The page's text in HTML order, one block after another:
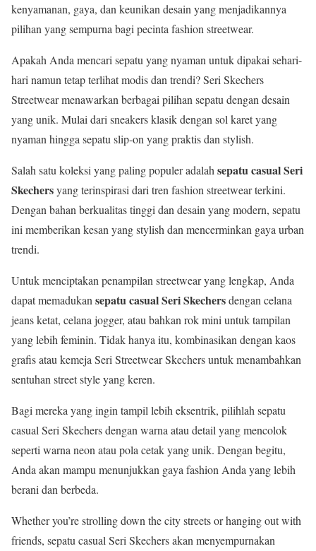
kenyamanan, gaya, dan keunikan desain yang menjadikannya
pilihan yang sempurna bagi pecinta fashion streetwear.
Apakah Anda mencari sepatu yang nyaman untuk dipakai sehari-
hari namun tetap terlihat modis dan trendi? Seri Skechers
Streetwear menawarkan berbagai pilihan sepatu dengan desain
yang unik. Mulai dari sneakers klasik dengan sol karet yang
nyaman hingga sepatu slip-on yang praktis dan stylish.
Salah satu koleksi yang paling populer adalah sepatu casual Seri
Skechersyang terinspirasi dari tren fashion streetwear terkini.
Dengan bahan berkualitas tinggi dan desain yang modern, sepatu
ini memberikan kesan yang stylish dan mencerminkan gaya urban
trendi.
Untuk menciptakan penampilan streetwear yang lengkap, Anda
dapat memadukan sepatu casual Seri Skechersdengan celana
jeans ketat, celana jogger, atau bahkan rok mini untuk tampilan
yang lebih feminin. Tidak hanya itu, kombinasikan dengan kaos
grafis atau kemeja Seri Streetwear Skechers untuk menambahkan
sentuhan street style yang keren.
Bagi mereka yang ingin tampil lebih eksentrik, pilihlah sepatu
casual Seri Skechers dengan warna atau detail yang mencolok
seperti warna neon atau pola cetak yang unik. Dengan begitu,
Anda akan mampu menunjukkan gaya fashion Anda yang lebih
berani dan berbeda.
Whether you’re strolling down the city streets or hanging out with
friends, sepatu casual Seri Skechers akan menyempurnakan